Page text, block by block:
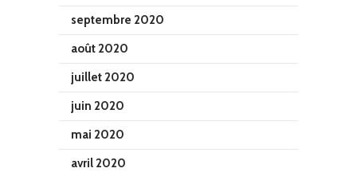
septembre 2020
août 2020
juillet 2020
juin 2020
mai 2020
avril 2020